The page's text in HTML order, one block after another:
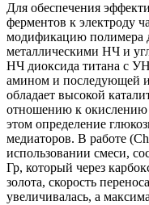
Для обеспечения
ферментов к электроду
модификацию полимера
металлическими НЧ и
НЧ диоксида титана с
амином и последующей
обладает высокой
отношению к окислению
этом определение
медиаторов. В работе
использовании смеси,
Гр, который через
золота, скорость
увеличивалась, а